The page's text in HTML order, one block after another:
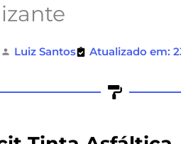
Luiz Santos Atualizado em: